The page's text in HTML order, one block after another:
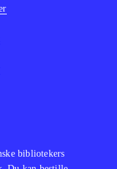
og
bibliotekers